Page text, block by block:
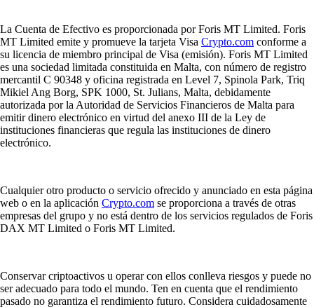
La Cuenta de Efectivo es proporcionada por Foris MT Limited. Foris
MT Limited emite y promueve la tarjeta Visa Crypto.com conforme a
su licencia de miembro principal de Visa (emisión). Foris MT Limited
es una sociedad limitada constituida en Malta, con número de registro
mercantil C 90348 y oficina registrada en Level 7, Spinola Park, Triq
Mikiel Ang Borg, SPK 1000, St. Julians, Malta, debidamente
autorizada por la Autoridad de Servicios Financieros de Malta para
emitir dinero electrónico en virtud del anexo III de la Ley de
instituciones financieras que regula las instituciones de dinero
electrónico.
Cualquier otro producto o servicio ofrecido y anunciado en esta página
web o en la aplicación Crypto.com se proporciona a través de otras
empresas del grupo y no está dentro de los servicios regulados de Foris
DAX MT Limited o Foris MT Limited.
Conservar criptoactivos u operar con ellos conlleva riesgos y puede no
ser adecuado para todo el mundo. Ten en cuenta que el rendimiento
pasado no garantiza el rendimiento futuro. Considera cuidadosamente